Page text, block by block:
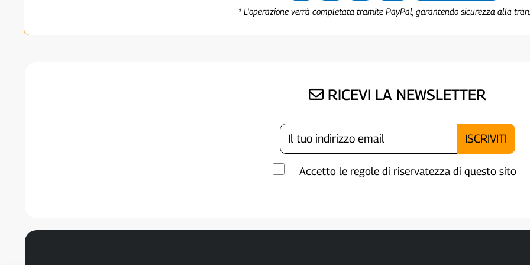
* L'operazione verrà completata tramite PayPal, garantendo sicurezza alla
RICEVI LA NEWSLETTER
Accetto le regole di riservatezza di questo sito